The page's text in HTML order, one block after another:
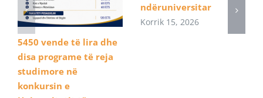
5450 vende të lira dhe
disa programe të reja
studimore në
konkursin e
ndëruniversitar
Korrik 15, 2026